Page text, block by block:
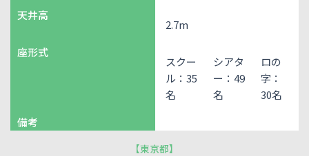
天井高
2.7m
座形式
スクー
ル：35
名
シアタ
ー：49
名
ロの
字：
30名
備考
【東京都】